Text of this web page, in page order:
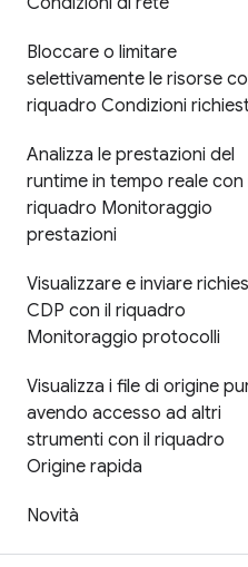
Bloccare o limitare
selettivamente le risorse
riquadro Condizioni
Analizza le prestazioni del
runtime in tempo reale con
riquadro Monitoraggio
prestazioni
Visualizzare e inviare
CDP con il riquadro
Monitoraggio protocolli
Visualizza i file di origine
avendo accesso ad altri
strumenti con il riquadro
Origine rapida
Novità